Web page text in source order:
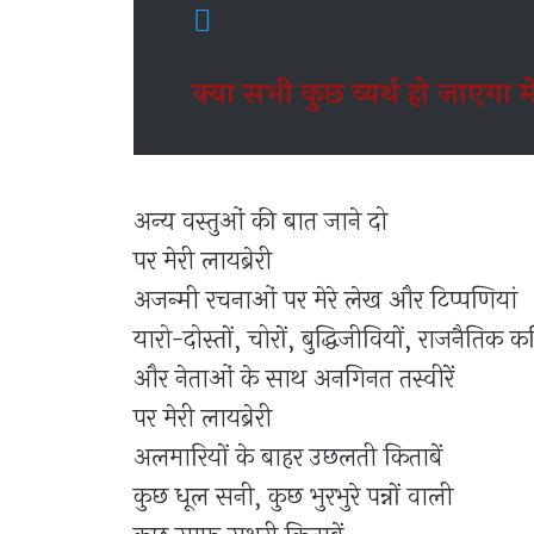
क्या सभी कुछ व्यर्थ हो जाएगा
अन्य वस्तुओं की बात जाने दो
पर मेरी लायब्रेरी
अजन्मी रचनाओं पर मेरे लेख और टिप्पणियां
यारो-दोस्तों,चोरों,बुद्धिजीवियों,राजनैतिक
और नेताओं के साथ अनगिनत तस्वीरें
पर मेरी लायब्रेरी
अलमारियों के बाहर उछलती ‌‌‌‌‌‌‌‌‌किताबें
कुछ धूल सनी,कुछ भुरभुरे पन्नों वाली